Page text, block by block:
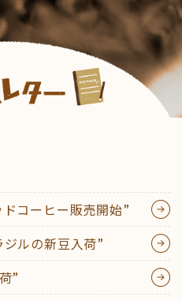
コーヒー販売開始”
ルの新豆入荷”
”